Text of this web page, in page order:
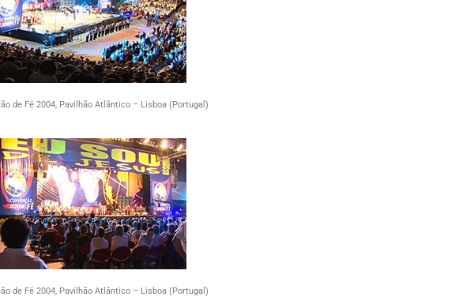
de Fé 2004, Pavilhão Atlântico – Lisboa (Portugal)
de Fé 2004, Pavilhão Atlântico – Lisboa (Portugal)